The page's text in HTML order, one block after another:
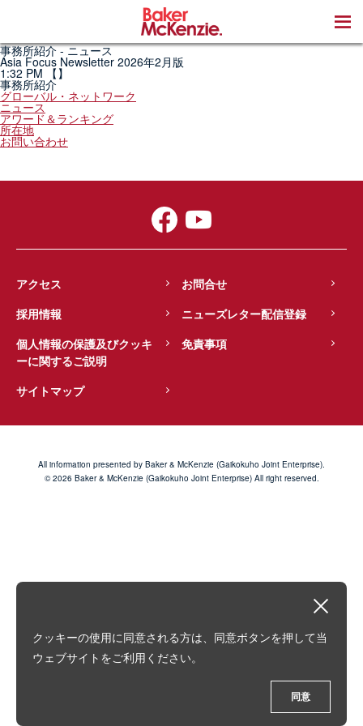
事務所紹介 - ニュース
Asia Focus Newsletter 2026年2月版
1:32 PM 【】
事務所紹介
グローバル・ネットワーク
ニュース
アワード＆ランキング
所在地
お問い合わせ
アクセス
お問合せ
採用情報
ニューズレター配信登録
個人情報の保護及びクッキ
ーに関するご説明
免責事項
サイトマップ
All information presented by Baker & McKenzie (Gaikokuho Joint Enterprise).
© 2026 Baker & McKenzie (Gaikokuho Joint Enterprise) All right reserved.
クッキーの使用に同意される方は、同意ボタンを押して当
ウェブサイトをご利用ください。
同意